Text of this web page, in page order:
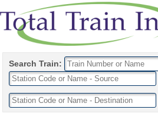
Search Train: